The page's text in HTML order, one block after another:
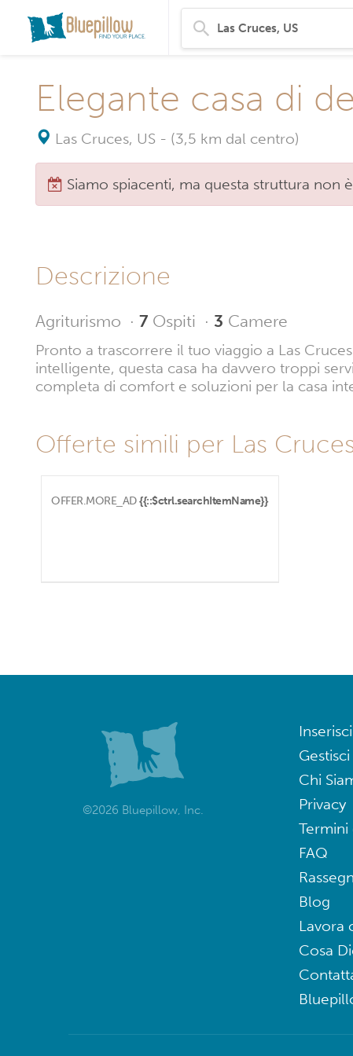
Elegante casa di
Las Cruces, US - (3,5 km dal centro)
Siamo spiacenti, ma questa struttura non
Descrizione
Agriturismo · 7 Ospiti · 3 Camere
Pronto a trascorrere il tuo viaggio a Las
intelligente, questa casa ha davvero troppi
completa di comfort e soluzioni per la casa
Offerte simili per Las
OFFER.MORE_AD {{::$ctrl.searchItemName}}
©2026 Bluepillow, Inc.
Chi
Privacy
Termini
FAQ
Blog
Lavora
Cosa